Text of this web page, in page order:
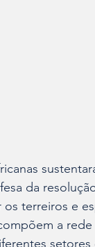
da
terreiros e
a